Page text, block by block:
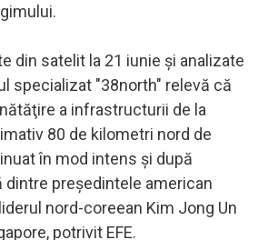
din satelit la 21 iunie şi analizate
specializat "38north" relevă că
a infrastructurii de la
80 de kilometri nord de
în mod intens şi după
preşedintele american
nord-coreean Kim Jong Un
potrivit EFE.